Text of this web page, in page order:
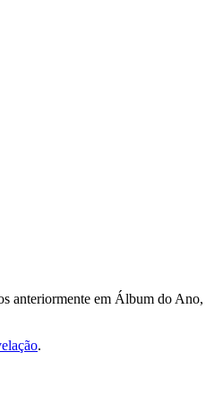
anteriormente em Álbum do Ano,
.